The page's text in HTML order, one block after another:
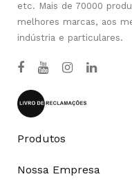
etc. Mais de 70000
melhores marcas, aos
indústria e particulares.
Produtos
Nossa Empresa